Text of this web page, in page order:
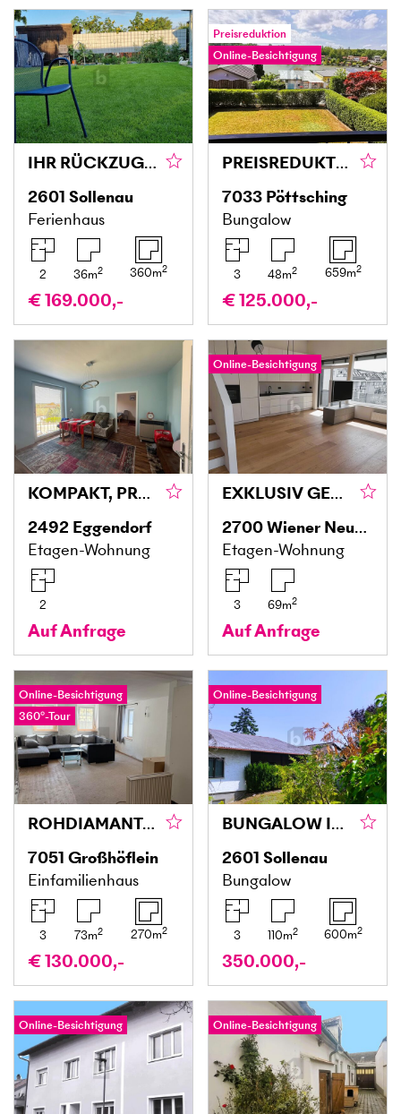
IHR RÜCKZUGSORT IM GRÜNEN: KLEINGARTENHAUS MIT POOL, GRILLPLATZ UND GARTENPARADIES
2601 Sollenau
Ferienhaus
2 36m2 360m2
€ 169.000,-
Preisreduktion
Online-Besichtigung
PREISREDUKTION! TINYHOUSE MIT ATEMBERAUBENDEM SEEBLICK
7033 Pöttsching
Bungalow
3 48m2 659m2
€ 125.000,-
KOMPAKT, PRAKTISCH UND MIT EIGENEM PARKPLATZ
2492 Eggendorf
Etagen-Wohnung
2
Auf Anfrage
Online-Besichtigung
EXKLUSIV GESCHNITTEN - RUHELAGE MIT BALKON - HOCHWERTIGE AUSSTATTUNG
2700Wiener Neustadt
Etagen-Wohnung
3 69m2
Auf Anfrage
Online-Besichtigung
360°-Tour
ROHDIAMANT IN ZENTRALER LAGE, RUHIG GELEGENES OBJEKT MIT VIEL POTENZIAL ZUR SELBSTVERWIRKLICHUNG
7051 Großhöflein
Einfamilienhaus
3 73m2 270m2
€ 130.000,-
Online-Besichtigung
BUNGALOW IN VERKEHRSBERUHIGTER SIEDLUNG
2601 Sollenau
Bungalow
3 110m2 600m2
350.000,-
Online-Besichtigung Online-Besichtigung